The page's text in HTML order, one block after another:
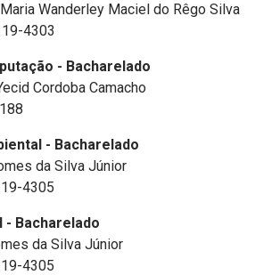
Wanderley Maciel do Rêgo Silva
4303
- Bacharelado
Cordoba Camacho
- Bacharelado
da Silva Júnior
4305
- Bacharelado
da Silva Júnior
4305